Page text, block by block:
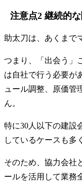
注意点2 継続的
助太刀は、あくまで
つまり、「出会う」
は自社で行う必要が
ュール調整、原価管
ん。
特に30人以下の建設
しているケースも多
そのため、協力会社
ールを活用して業務